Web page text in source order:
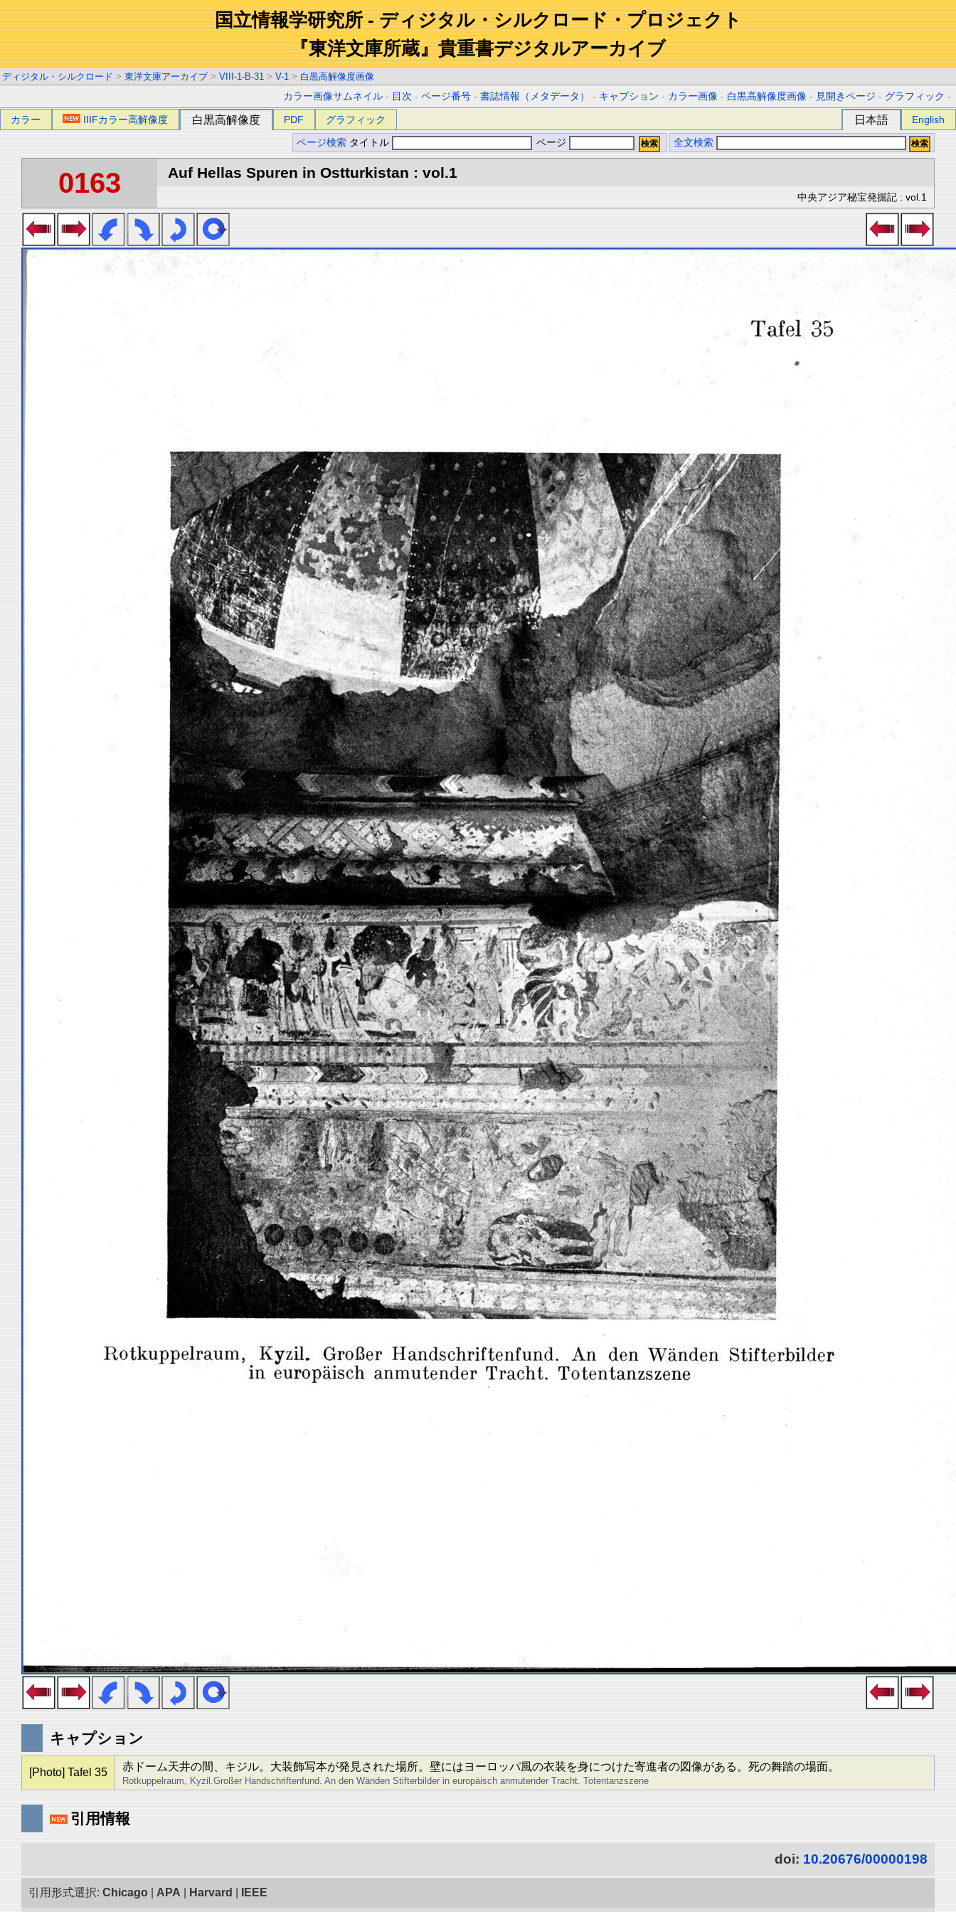
国立情報学研究所 - ディジタル・シルクロード・プロジェクト
『東洋文庫所蔵』貴重書デジタルアーカイブ
ディジタル・シルクロード > 東洋文庫アーカイブ > VIII-1-B-31 > V-1 > 白黒高解像度画像
カラー画像サムネイル - 目次 -ページ番号 -書誌情報（メタデータ） - キャプション - カラー画像 - 白黒高解像度画像 - 見開きページ - グラフィック -
カラー IIIFカラー高解像度 白黒高解像度 PDF グラフィック 日本語 English
ページ検索 タイトル ページ 全文検索
0163 Auf Hellas Spuren in Ostturkistan : vol.1
中央アジア秘宝発掘記 : vol.1
キャプション
[Photo] Tafel 35 赤ドーム天井の間、キジル。大装飾写本が発見された場所。壁にはヨーロッパ風の衣装を身につけた寄進者の図像がある。死の舞踏の場面。
Rotkuppelraum, Kyzil.Großer Handschriftenfund. An den Wänden Stifterbilder in europäisch anmutender Tracht. Totentanzszene
引用情報
doi: 10.20676/00000198
引用形式選択: Chicago APA Harvard IEEE